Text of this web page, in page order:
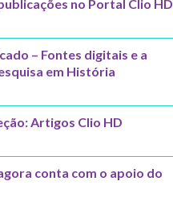
no Portal Clio HD
– Fontes digitais e a
em História
Artigos Clio HD
conta com o apoio do